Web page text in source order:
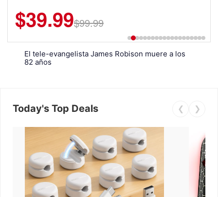
$39.99$99.99
$6.99$29.99
El tele-evangelista James Robison muere a los
82 años
Today's Top Deals ❮ ❯